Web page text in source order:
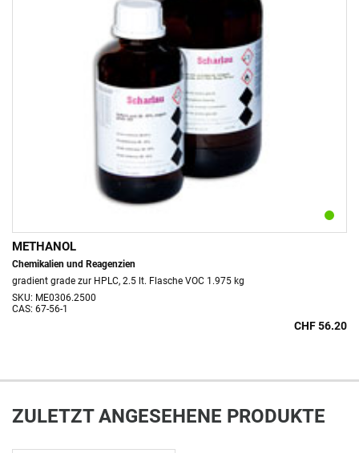
METHANOL
Chemikalien und Reagenzien
gradient grade zur HPLC, 2.5 lt. Flasche VOC 1.975 kg
SKU: ME0306.2500
CAS: 67-56-1
CHF 56.20
ZULETZT ANGESEHENE PRODUKTE